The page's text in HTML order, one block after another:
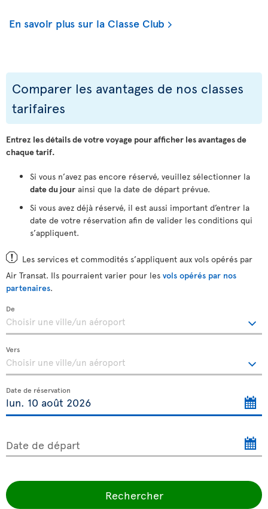
En savoir plus sur la Classe Club
Comparer les avantages de nos classes
tarifaires
Entrez les détails de votre voyage pour afficher les avantages de
chaque tarif.
Si vous n’avez pas encore réservé, veuillez sélectionner la
date du jour ainsi que la date de départ prévue.
Si vous avez déjà réservé, il est aussi important d’entrer la
date de votre réservation afin de valider les conditions qui
s’appliquent.
Les services et commodités s’appliquent aux vols opérés par
Air Transat. Ils pourraient varier pour les vols opérés par nos
partenaires.
De
Vers
Date de réservation
Date de départ
Rechercher